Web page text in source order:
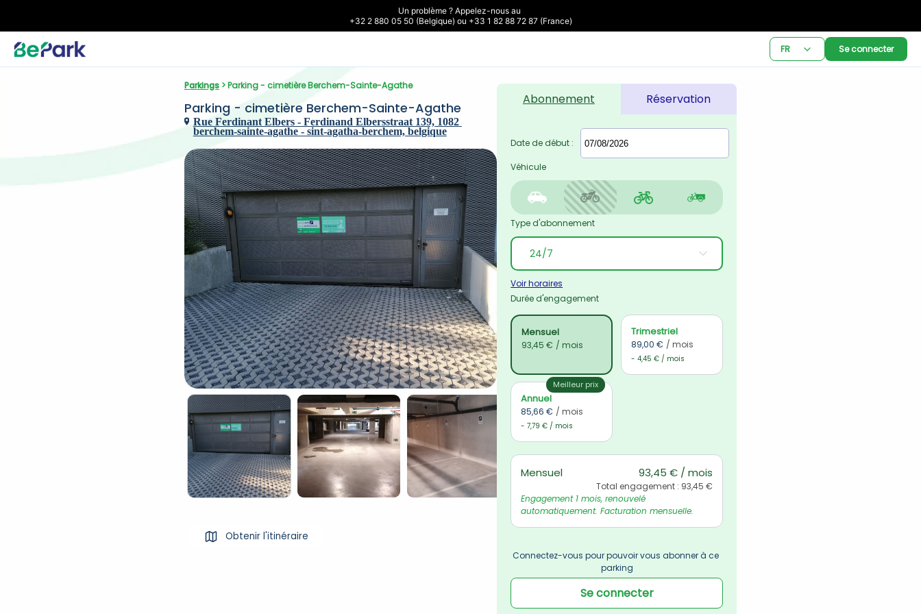
Un problème ? Appelez-nous au
+32 2 880 05 50 (Belgique) ou +33 1 82 88 72 87 (France)
FR Se connecter
Parkings > Parking - cimetière Berchem-Sainte-Agathe
Parking - cimetière Berchem-Sainte-Agathe
Rue Ferdinant Elbers - Ferdinand Elbersstraat 139, 1082
berchem-sainte-agathe - sint-agatha-berchem, belgique
Obtenir l'itinéraire
Abonnement Réservation
Date de début :
Véhicule
Type d'abonnement
Voir horaires
Durée d'engagement
Mensuel
93,45 € / mois
Trimestriel
89,00 € / mois
- 4,45 € / mois
Meilleur prix
Annuel
85,66 € / mois
- 7,79 € / mois
Mensuel 93,45 € / mois
Total engagement : 93,45 €
Engagement 1 mois, renouvelé
automatiquement. Facturation mensuelle.
Connectez-vous pour pouvoir vous abonner à ce
parking
Se connecter